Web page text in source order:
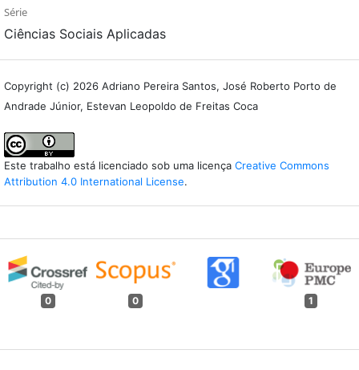
Série
Ciências Sociais Aplicadas
Copyright (c) 2026 Adriano Pereira Santos, José Roberto Porto de
Andrade Júnior, Estevan Leopoldo de Freitas Coca
Este trabalho está licenciado sob uma licença Creative Commons
Attribution 4.0 International License.
0 0 1